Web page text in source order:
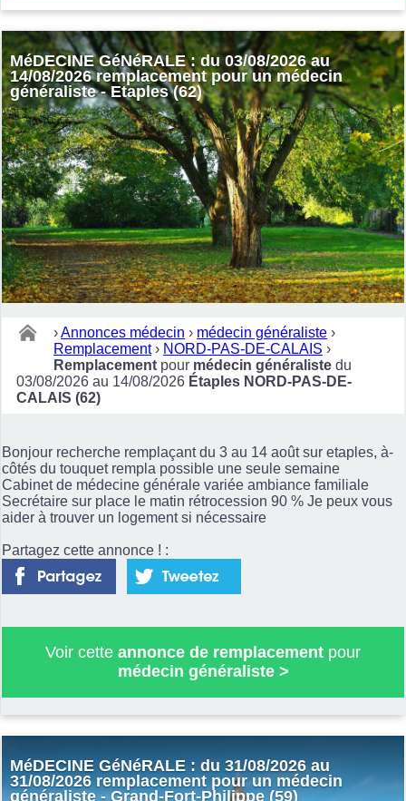
MéDECINE GéNéRALE : du 03/08/2026 au
14/08/2026 remplacement pour un médecin
généraliste - Etaples (62)
›Annonces médecin › médecin généraliste ›
Remplacement › NORD-PAS-DE-CALAIS ›
Remplacement pour médecin généraliste du
03/08/2026 au 14/08/2026 Étaples NORD-PAS-DE-
CALAIS (62)
Bonjour recherche remplaçant du 3 au 14 août sur etaples, à-
côtés du touquet rempla possible une seule semaine
Cabinet de médecine générale variée ambiance familiale
Secrétaire sur place le matin rétrocession 90 % Je peux vous
aider à trouver un logement si nécessaire
Partagez cette annonce ! :
Voir cette annonce de remplacement pour
médecin généraliste>
MéDECINE GéNéRALE : du 31/08/2026 au
31/08/2026 remplacement pour un médecin
généraliste - Grand-Fort-Philippe (59)